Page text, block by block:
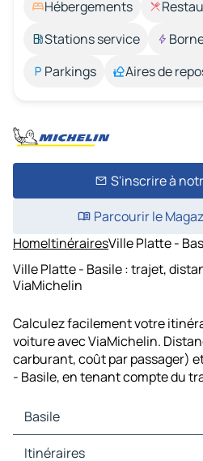
Hébergements
Stations service
Parkings
Aires de
S'inscrire à
Parcourir le
HomeItinérairesVille Platte -
Ville Platte - Basile : trajet,
ViaMichelin
Calculez facilement votre
voiture avec ViaMichelin.
carburant, coût par passager)
- Basile, en tenant compte du
Basile
Basile Cartes et plans
Itinéraires